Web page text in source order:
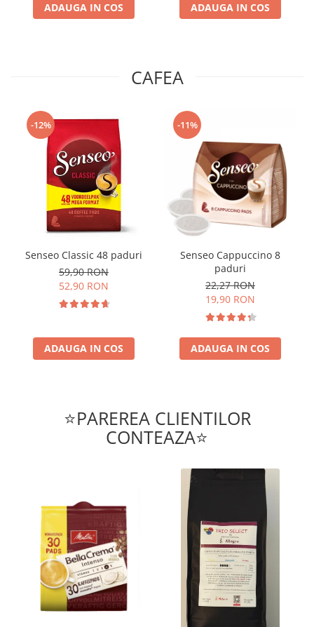
ADAUGA IN COS ADAUGA IN COS
CAFEA
-12%
Senseo Classic 48 paduri
59,90 RON
52,90 RON
ADAUGA IN COS
-11%
Senseo Cappuccino 8
paduri
22,27 RON
19,90 RON
ADAUGA IN COS
⭐PAREREA CLIENTILOR
CONTEAZA⭐